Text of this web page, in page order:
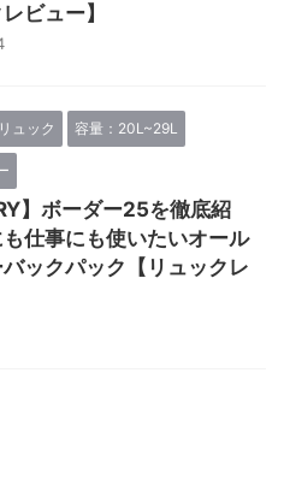
ビュー】
リュック 容量：20L~29L
】ボーダー25を徹底紹
仕事にも使いたいオール
ックパック【リュックレ